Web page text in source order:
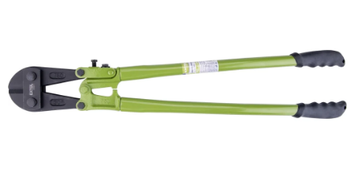
hvězdiček.